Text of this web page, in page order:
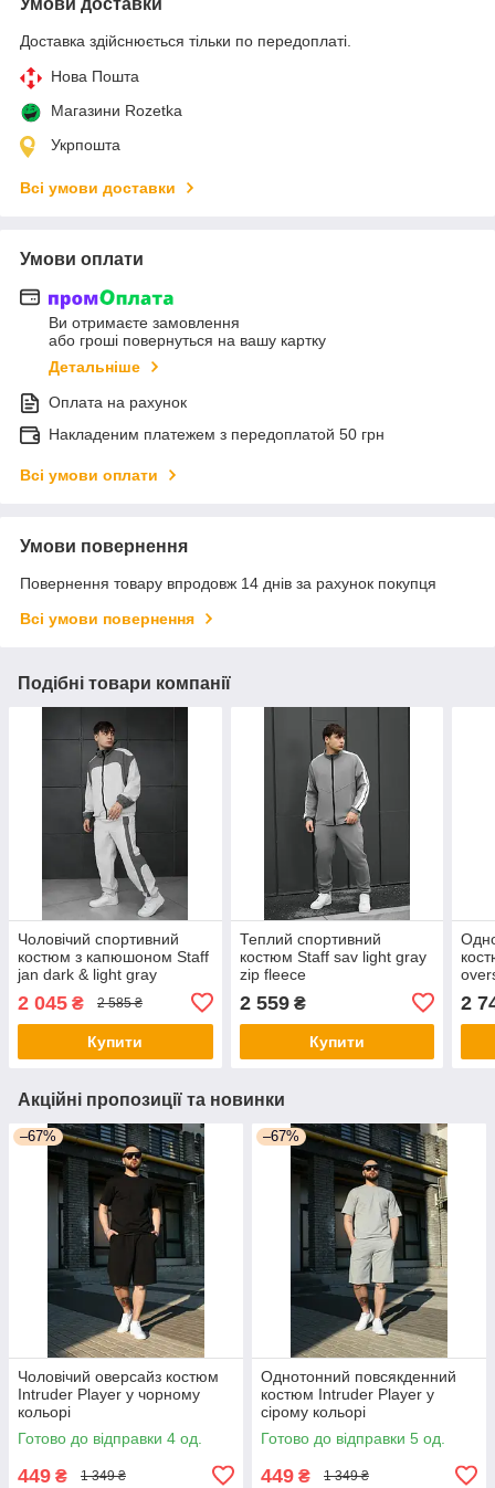
Доставка здійснюється тільки по передоплаті.
Нова Пошта
Магазини Rozetka
Укрпошта
Всі умови доставки
Умови оплати
Ви отримаєте замовлення
або гроші повернуться на вашу картку
Детальніше
Оплата на рахунок
Накладеним платежем з передоплатой 50 грн
Всі умови оплати
Умови повернення
Повернення товару впродовж 14 днів за рахунок покупця
Всі умови повернення
Подібні товари компанії
Чоловічий спортивний
костюм з капюшоном Staff
jan dark & light gray
2 045 ₴ 2 585 ₴
Купити
Теплий спортивний
костюм Staff sav light gray
zip fleece
2 559₴
Купити
2
Акційні пропозиції та новинки
–67%
Чоловічий оверсайз костюм
Intruder Player у чорному
кольорі
Готово до відправки 4 од.
449 ₴ 1 349 ₴
–67%
Однотонний повсякденний
костюм Intruder Player у
сірому кольорі
Готово до відправки 5 од.
449 ₴ 1 349 ₴